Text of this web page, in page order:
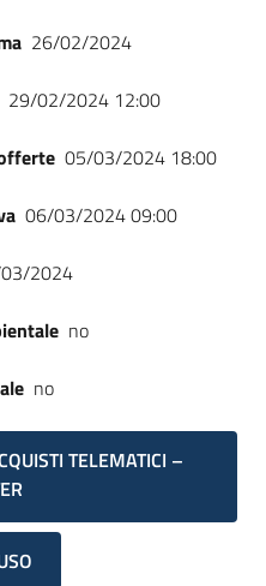
26/02/2024
29/02/2024 12:00
05/03/2024 18:00
06/03/2024 09:00
2024
no
no
TELEMATICI –